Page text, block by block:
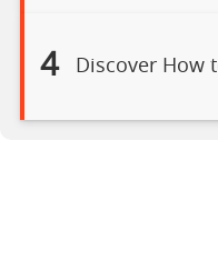
4 Discover How